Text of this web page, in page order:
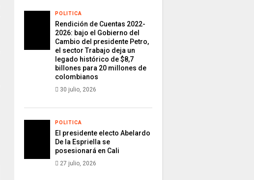
POLITICA
Rendición de Cuentas 2022-
2026: bajo el Gobierno del
Cambio del presidente Petro,
el sector Trabajo deja un
legado histórico de $8,7
billones para 20 millones de
colombianos
30 julio, 2026
POLITICA
El presidente electo Abelardo
De la Espriella se
posesionará en Cali
27 julio, 2026